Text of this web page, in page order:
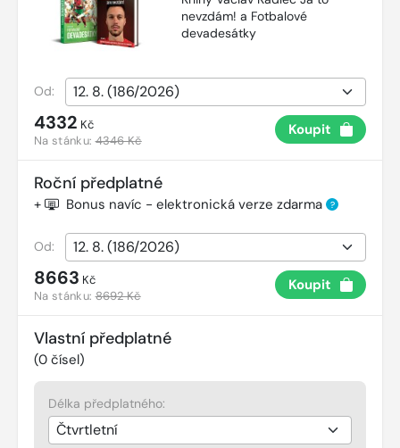
nevzdám! a Fotbalové
devadesátky
Od:
4332 Kč
Na stánku:4346 Kč
Koupit
Roční předplatné
+ Bonus navíc - elektronická verze zdarma ?
Od:
8663 Kč
Na stánku:8692 Kč
Koupit
Vlastní předplatné
(0 čísel)
Délka předplatného: